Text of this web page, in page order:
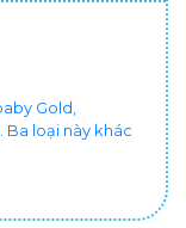
Gold,
Ba loại này khác